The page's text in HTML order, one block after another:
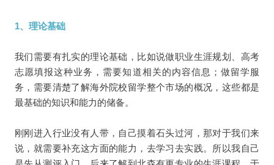
1、理论基础
我们需要有扎实的理论基础，比如说做职业生涯规划、高考
志愿填报这种业务，需要知道相关的内容信息；做留学服
务，需要清楚了解海外院校留学整个市场的概况，这些都是
最基础的知识和能力的储备。
刚刚进入行业没有人带，自己摸着石头过河，那对于我们来
说，就需要补充这方面的能力，去学习去实践。所以我自己